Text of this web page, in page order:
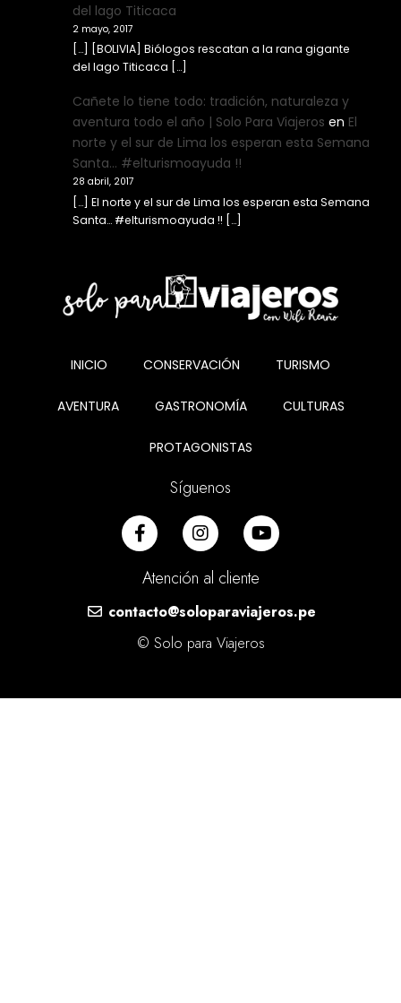
del lago Titicaca
2 mayo, 2017
[…] [BOLIVIA] Biólogos rescatan a la rana gigante
del lago Titicaca […]
Cañete lo tiene todo: tradición, naturaleza y
aventura todo el año | Solo Para Viajeros en El
norte y el sur de Lima los esperan esta Semana
Santa… #elturismoayuda !!
28 abril, 2017
[…] El norte y el sur de Lima los esperan esta Semana
Santa… #elturismoayuda !! […]
INICIO CONSERVACIÓN TURISMO
AVENTURA GASTRONOMÍA CULTURAS
PROTAGONISTAS
Síguenos
Atención al cliente
contacto@soloparaviajeros.pe
© Solo para Viajeros